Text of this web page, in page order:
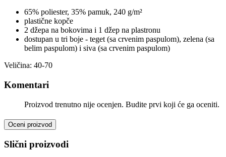
65% poliester, 35% pamuk, 240 g/m²
plastične kopče
2 džepa na bokovima i 1 džep na plastronu
dostupan u tri boje - teget (sa crvenim paspulom), zelena (sa
belim paspulom) i siva (sa crvenim paspulom)
Veličina: 40-70
Komentari
Proizvod trenutno nije ocenjen. Budite prvi koji će ga oceniti.
Oceni proizvod
Slični proizvodi